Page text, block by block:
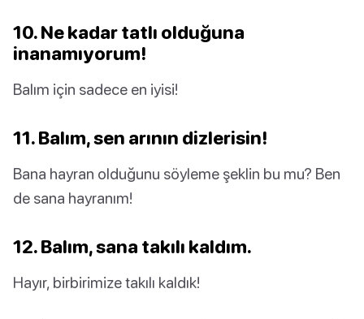
10. Ne kadar tatlı olduğuna
inanamıyorum!
Balım için sadece en iyisi!
11. Balım, sen arının dizlerisin!
Bana hayran olduğunu söyleme şeklin bu mu? Ben
de sana hayranım!
12. Balım, sana takılı kaldım.
Hayır, birbirimize takılı kaldık!